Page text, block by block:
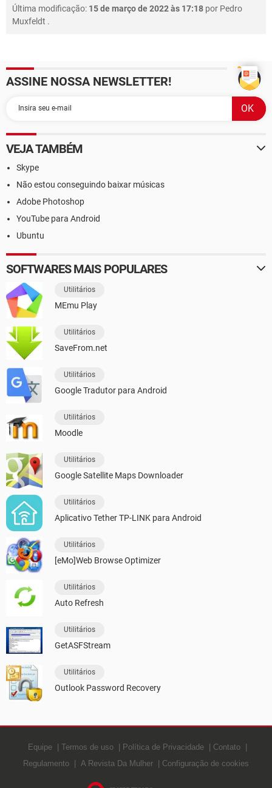
Última modificação: 15 de março de 2022 às 17:18 por Pedro
Muxfeldt .
ASSINE NOSSA NEWSLETTER!
VEJA TAMBÉM
Skype
Não estou conseguindo baixar músicas
Adobe Photoshop
YouTube para Android
Ubuntu
SOFTWARES MAIS POPULARES
Utilitários
MEmu Play
Utilitários
SaveFrom.net
Utilitários
Google Tradutor para Android
Utilitários
Moodle
Utilitários
Google Satellite Maps Downloader
Utilitários
Aplicativo Tether TP-LINK para Android
Utilitários
[eMo]Web Browse Optimizer
Utilitários
Auto Refresh
Utilitários
GetASFStream
Utilitários
Outlook Password Recovery
Equipe Termos de uso Política de Privacidade
Contato
Regulamento
A Revista Da Mulher Configuração de cookies